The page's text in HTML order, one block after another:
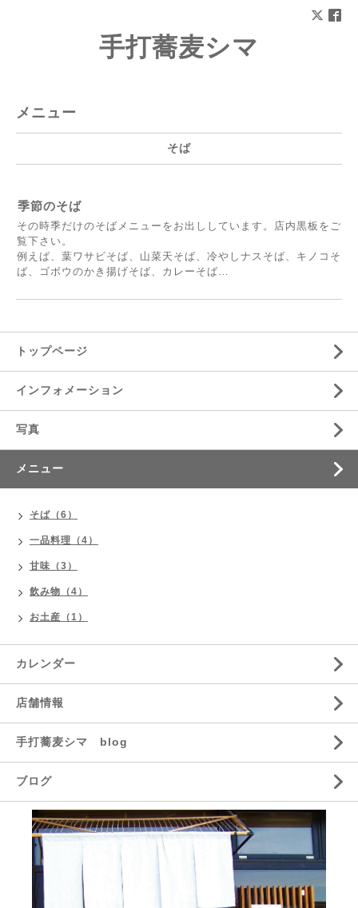
手打蕎麦シマ
メニュー
そば
季節のそば
その時季だけのそばメニューをお出ししています。店内黒板をご
覧下さい。
例えば、葉ワサビそば、山菜天そば、冷やしナスそば、キノコそ
ば、ゴボウのかき揚げそば、カレーそば…
トップページ
インフォメーション
写真
メニュー
そば（6）
一品料理（4）
甘味（3）
飲み物（4）
お土産（1）
カレンダー
店舗情報
手打蕎麦シマ blog
ブログ